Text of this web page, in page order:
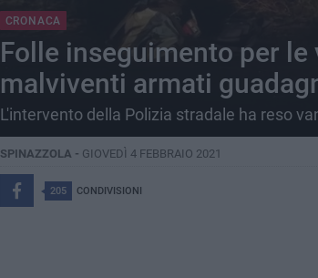
CRONACA
Folle inseguimento per le
malviventi armati
L'intervento della Polizia stradale ha reso
SPINAZZOLA - GIOVEDÌ 4 FEBBRAIO 2021
205 CONDIVISIONI